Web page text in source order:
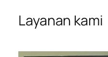
Layanan kami